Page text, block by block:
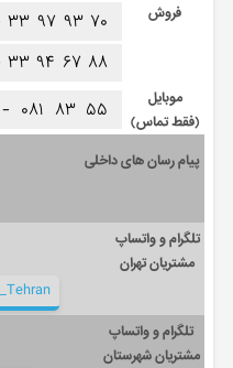
فروش
۳۳ ۹۷ ۹۳ ۷۰
۳۳ ۹۴ ۶۷ ۸۸
موبایل
(فقط تماس)
۰۸۱ ۸۳ ۵۵
پیام رسان های داخلی
تلگرام و واتساپ
مشتریان تهران
تلگرام و واتساپ
مشتریان شهرستان